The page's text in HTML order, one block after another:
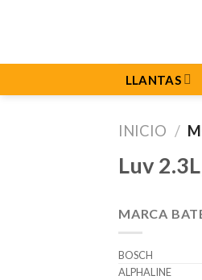
LLANTAS
INICIO /
Luv
MARCA
BOSCH
ALPHALINE